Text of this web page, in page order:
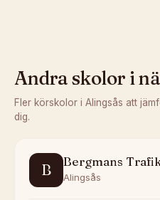
Andra skolor i
Fler körskolor i Alingsås att
dig.
B Bergmans
Alingsås